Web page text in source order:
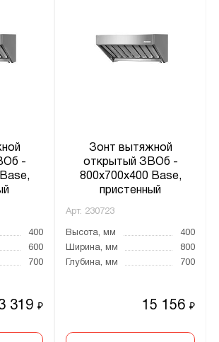
-
400
600
700
319₽
Зонт вытяжной
открытый ЗВОб -
800x700x400 Base,
пристенный
Арт. 230723
Высота, мм
400
Ширина, мм
800
Глубина, мм
700
15 156₽
до
сталь
сталь